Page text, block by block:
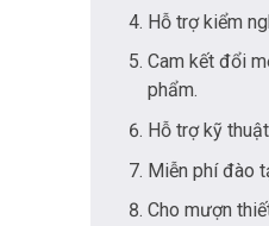
Hỗ trợ kiểm
Cam kết đổi
phẩm.
Hỗ trợ kỹ
Miễn phí đào
Cho mượn